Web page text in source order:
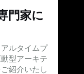
門家に
ルタイムプ
型アーキテ
紹介いたし